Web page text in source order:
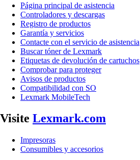
Página principal de asistencia
Controladores y descargas
Registro de productos
Garantía y servicios
Contacte con el servicio de asistencia
Buscar tóner de Lexmark
Etiquetas de devolución de cartuchos
Comprobar para proteger
Avisos de productos
Compatibilidad con SO
Lexmark MobileTech
Visite Lexmark.com
Impresoras
Consumibles y accesorios